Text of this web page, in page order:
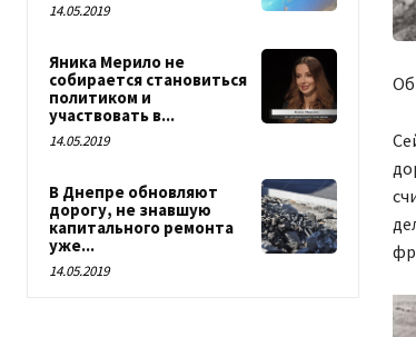
14.05.2019
Яника Мерило не
собирается становиться
политиком и
участвовать в...
14.05.2019
В Днепре обновляют
дорогу, не знавшую
капитального ремонта
уже...
14.05.2019
Об